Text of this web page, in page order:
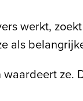
werkt,
als
ze.